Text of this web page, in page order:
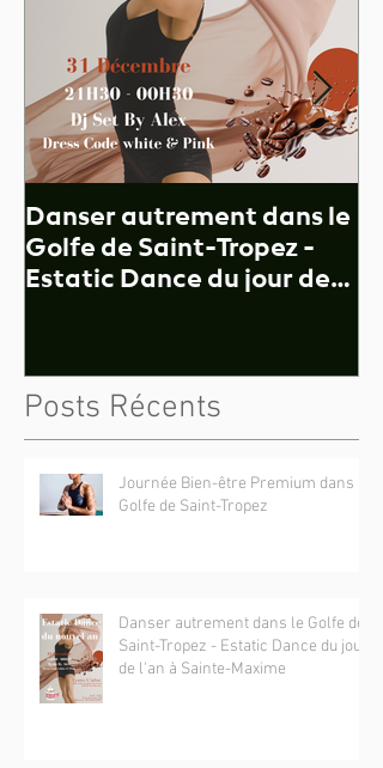
Danser autrement dans le
Golfe de Saint-Tropez -
Estatic Dance du jour de
Posts Récents
Journée Bien-être Premium dans le
Golfe de Saint-Tropez
Danser autrement dans le Golfe de
Saint-Tropez - Estatic Dance du jour
de l'an à Sainte-Maxime